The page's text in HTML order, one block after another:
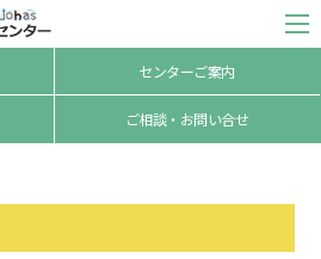
センターご案内
ご相談・お問い合せ